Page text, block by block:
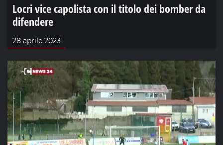
Locri vice capolista con il titolo dei bomber da
difendere
28 aprile 2023